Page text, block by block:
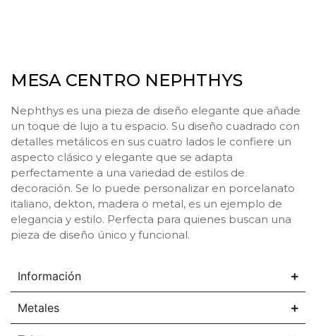
MESA CENTRO NEPHTHYS
Nephthys es una pieza de diseño elegante que añade
un toque de lujo a tu espacio. Su diseño cuadrado con
detalles metálicos en sus cuatro lados le confiere un
aspecto clásico y elegante que se adapta
perfectamente a una variedad de estilos de
decoración. Se lo puede personalizar en porcelanato
italiano, dekton, madera o metal, es un ejemplo de
elegancia y estilo. Perfecta para quienes buscan una
pieza de diseño único y funcional.
Información
Metales